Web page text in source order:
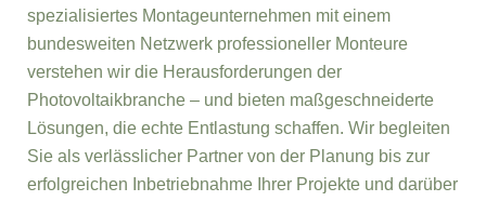
spezialisiertes Montageunternehmen mit einem
bundesweiten Netzwerk professioneller Monteure
verstehen wir die Herausforderungen der
Photovoltaikbranche – und bieten maßgeschneiderte
Lösungen, die echte Entlastung schaffen. Wir begleiten
Sie als verlässlicher Partner von der Planung bis zur
erfolgreichen Inbetriebnahme Ihrer Projekte und darüber